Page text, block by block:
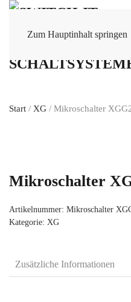
Zum Hauptinhalt springen
Start / XG / Mikroschalter
Mikroschalter
Artikelnummer: Mikroschalter
Kategorie: XG
Zusätzliche Informationen